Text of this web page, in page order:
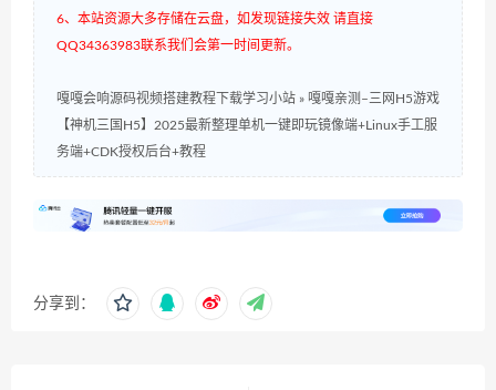
6、本站资源大多存储在云盘，如发现链接失效 请直接
QQ34363983联系我们会第一时间更新。
嘎嘎会响源码视频搭建教程下载学习小站 » 嘎嘎亲测–三网H5游戏
【神机三国H5】2025最新整理单机一键即玩镜像端+Linux手工服
务端+CDK授权后台+教程
分享到：